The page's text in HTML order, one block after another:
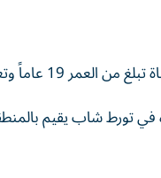
بائعة أدوات بلاستيكية.
في تورط شاب يقيم